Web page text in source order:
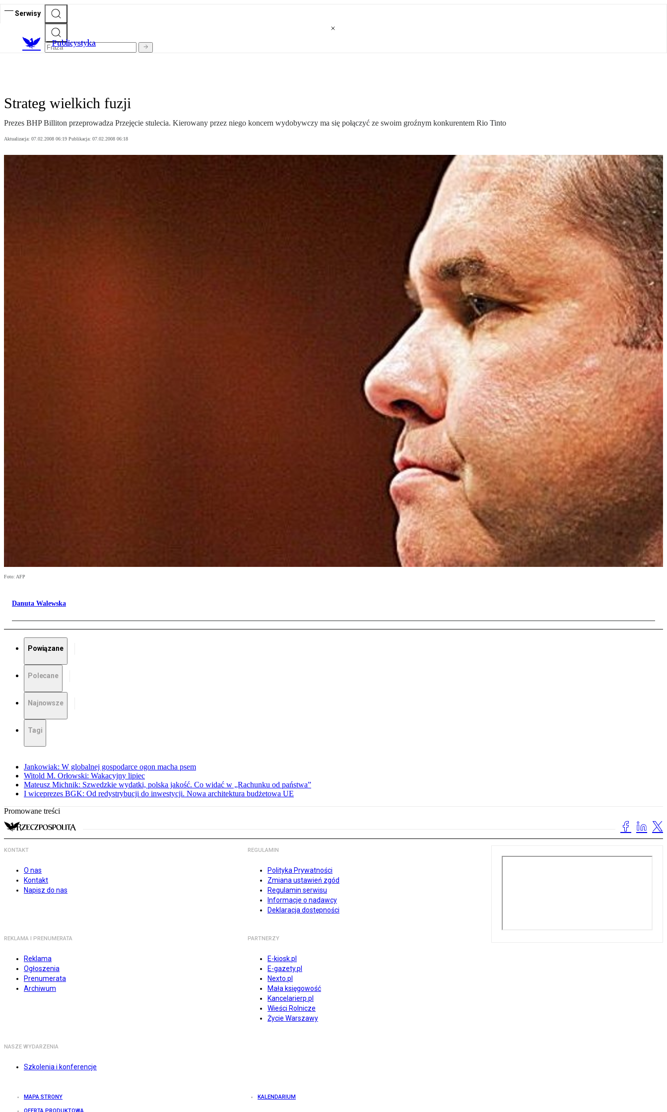
Serwisy
Publicystyka
Strateg wielkich fuzji
Prezes BHP Billiton przeprowadza Przejęcie stulecia. Kierowany przez niego koncern wydobywczy ma się połączyć ze swoim groźnym konkurentem Rio Tinto
Aktualizacja: 07.02.2008 06:19 Publikacja: 07.02.2008 06:18
Foto: AFP
Danuta Walewska
Powiązane
Polecane
Najnowsze
Tagi
Jankowiak: W globalnej gospodarce ogon macha psem
Witold M. Orłowski: Wakacyjny lipiec
Mateusz Michnik: Szwedzkie wydatki, polska jakość. Co widać w „Rachunku od państwa”
I wiceprezes BGK: Od redystrybucji do inwestycji. Nowa architektura budżetowa UE
Promowane treści
KONTAKT
O nas
Kontakt
Napisz do nas
REGULAMIN
Polityka Prywatności
Zmiana ustawień zgód
Regulamin serwisu
Informacje o nadawcy
Deklaracja dostępności
REKLAMA I PRENUMERATA
Reklama
Ogłoszenia
Prenumerata
Archiwum
PARTNERZY
E-kiosk.pl
E-gazety.pl
Nexto.pl
Mała księgowość
Kancelarierp.pl
Wieści Rolnicze
Życie Warszawy
NASZE WYDARZENIA
Szkolenia i konferencje
MAPA STRONY KALENDARIUM